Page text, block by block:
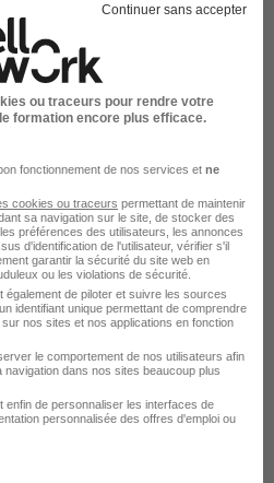
12,31 - 13 € / heure
il y a 2 jours
H/F
12,31 - 15 € / heure
Continuer sans accepter
ou traceurs pour rendre votre
formation encore plus efficace.
fonctionnement de nos services et ne
cookies ou traceurs permettant de maintenir
sa navigation sur le site, de stocker des
préférences des utilisateurs, les annonces
d'identification de l'utilisateur, vérifier s'il
garantir la sécurité du site web en
ou les violations de sécurité.
de piloter et suivre les sources
identifiant unique permettant de comprendre
nos sites et nos applications en fonction
le comportement de nos utilisateurs afin
dans nos sites beaucoup plus
de personnaliser les interfaces de
personnalisée des offres d'emploi ou